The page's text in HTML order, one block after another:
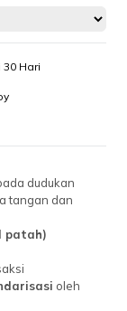
30 Hari
dudukan
tangan dan
patah)
oleh